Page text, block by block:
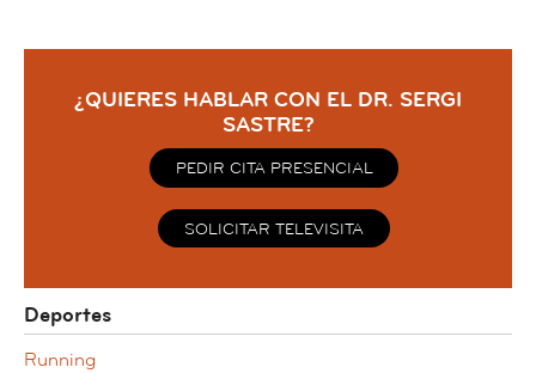
¿QUIERES HABLAR CON EL DR. SERGI
SASTRE?
PEDIR CITA PRESENCIAL
SOLICITAR TELEVISITA
Deportes
Running